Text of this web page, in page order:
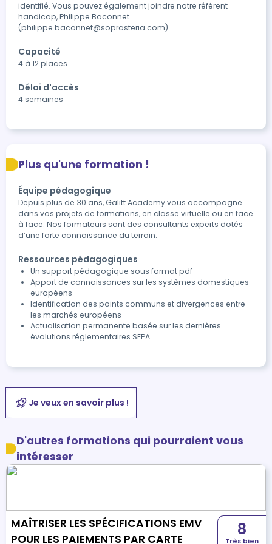
identifié. Vous pouvez également joindre notre référent
handicap, Philippe Baconnet
(philippe.baconnet@soprasteria.com).
Capacité
4 à 12 places
Délai d'accès
4 semaines
Plus qu'une formation !
Équipe pédagogique
Depuis plus de 30 ans, Galitt Academy vous accompagne
dans vos projets de formations, en classe virtuelle ou en face
à face. Nos formateurs sont des consultants experts dotés
d’une forte connaissance du terrain.
Ressources pédagogiques
Un support pédagogique sous format pdf
Apport de connaissances sur les systèmes domestiques
européens
Identification des points communs et divergences entre
les marchés européens
Actualisation permanente basée sur les dernières
évolutions réglementaires SEPA
Je veux en savoir plus !
D'autres formations qui pourraient vous
intéresser
MAÎTRISER LES SPÉCIFICATIONS EMV
POUR LES PAIEMENTS PAR CARTE
8
Très bien